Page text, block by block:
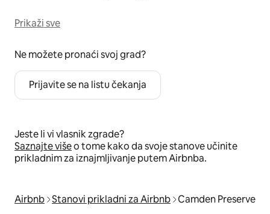
Prikaži sve
Ne možete pronaći svoj grad?
Prijavite se na listu čekanja
Jeste li vi vlasnik zgrade?
Saznajte višeo tome kako da svoje stanove učinite
prikladnim za iznajmljivanje putem Airbnba.
Airbnb Stanovi prikladni za Airbnb Camden Preserve